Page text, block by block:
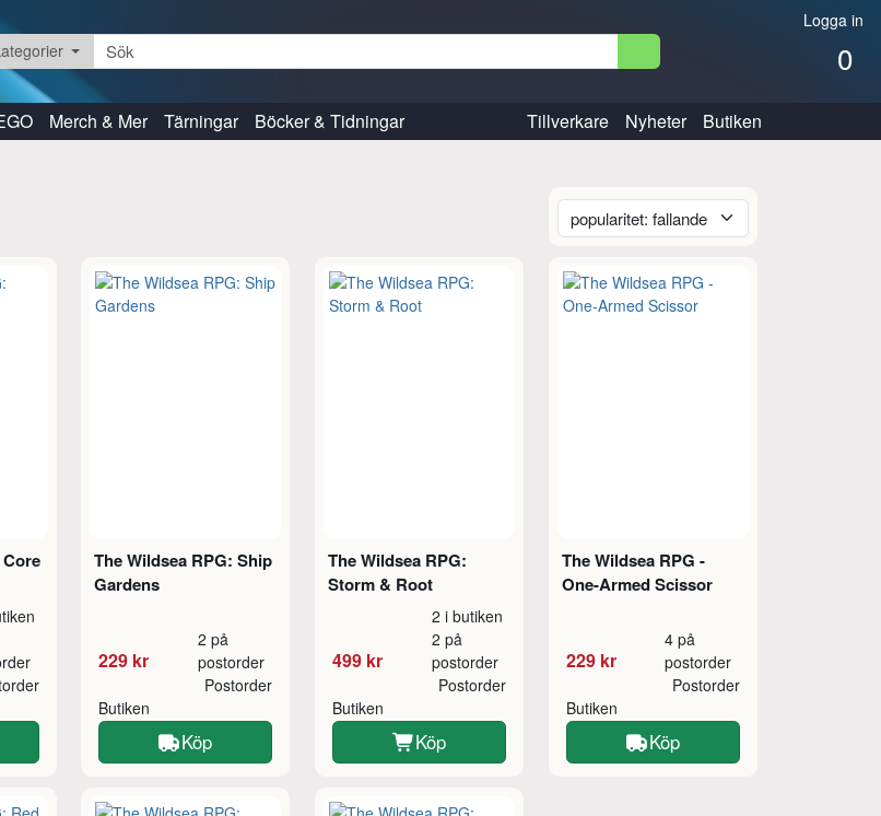
Logga in
0
Merch & Mer Tärningar Böcker & Tidningar Tillverkare Nyheter Butiken
The Wildsea RPG: Ship
Gardens
229 kr
2 på
postorder
Butiken
Postorder
Köp
The Wildsea RPG:
Storm & Root
499 kr
2 i butiken
2 på
postorder
Butiken
Postorder
Köp
The Wildsea RPG -
One-Armed Scissor
229 kr
4 på
postorder
Butiken
Postorder
Köp